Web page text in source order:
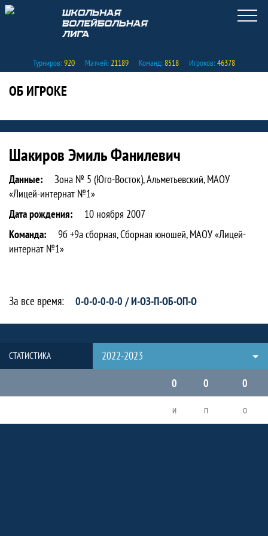
Турниров:920 Матчей:21189 Команд:8518 Игроков:46378
ОБ ИГРОКЕ
Статистика игрока Шакиров Эмиль
Шакиров Эмиль Фанилевич
Данные:
Зона № 5 (Юго-Восток), Альметьевский, МАОУ
«Лицей-интернат №1»
Дата рождения:
10 ноября 2007
Команда:
9б +9а сборная, Сборная юношей, МАОУ «Лицей-
интернат №1»
За все время: 0-0-0-0-0-0 / И-ОЗ-П-ОБ-ОП-О
СТАТИСТИКА
2022-2023
0
0 0
И П О